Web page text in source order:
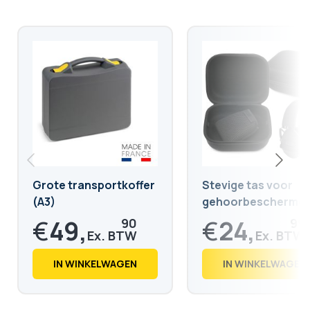
Grote transportkoffer
(A3)
€49, 90
€ 60,
IN WINKELWAGEN
Stevige tas voor
koptelefoon
€24,
€ 30,IN WINKELWAGEN